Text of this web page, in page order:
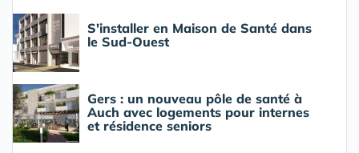
S'installer en Maison de Santé dans
le Sud-Ouest
Gers : un nouveau pôle de santé à
Auch avec logements pour internes
et résidence seniors